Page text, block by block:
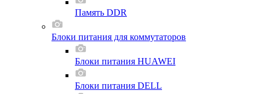
Память DDR
Блоки питания для коммутаторов
Блоки питания HUAWEI
Блоки питания DELL